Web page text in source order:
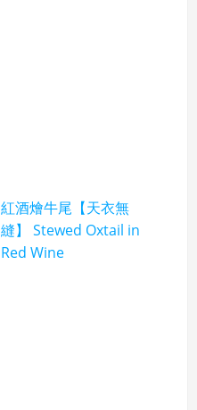
紅酒燴牛尾【天衣無
縫】 Stewed Oxtail in
Red Wine